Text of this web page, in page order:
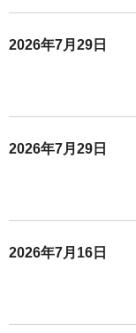
2026年7月29日
2026年7月29日
2026年7月16日